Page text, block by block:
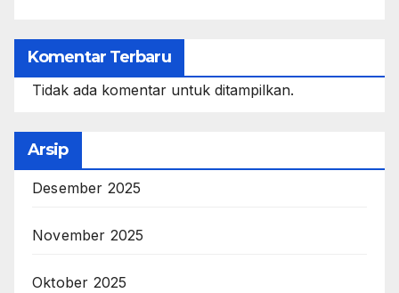
Komentar Terbaru
Tidak ada komentar untuk ditampilkan.
Arsip
Desember 2025
November 2025
Oktober 2025